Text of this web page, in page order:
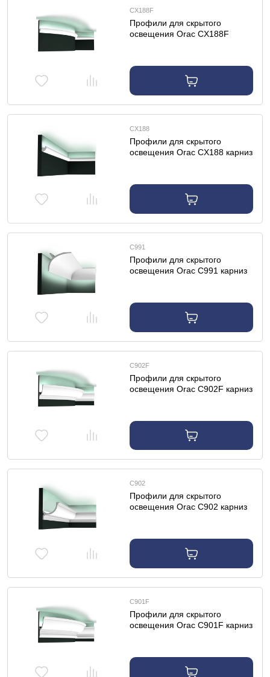
CX188F
Профили для скрытого
освещения Orac CX188F
CX188
Профили для скрытого
освещения Orac CX188 карниз
C991
Профили для скрытого
освещения Orac C991 карниз
C902F
Профили для скрытого
освещения Orac C902F карниз
C902
Профили для скрытого
освещения Orac C902 карниз
C901F
Профили для скрытого
освещения Orac C901F карниз